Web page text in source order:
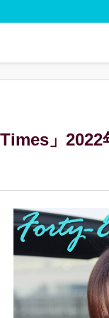
」2022